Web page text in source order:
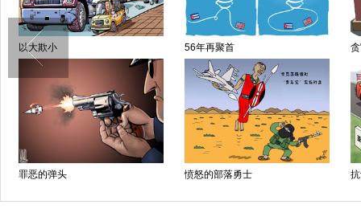
以大欺小 56年再聚首
罪恶的弹头 愤怒的部落勇士